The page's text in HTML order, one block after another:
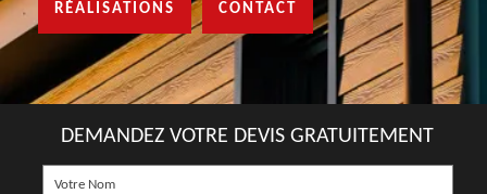
RÉALISATIONS CONTACT
DEMANDEZ VOTRE DEVIS GRATUITEMENT